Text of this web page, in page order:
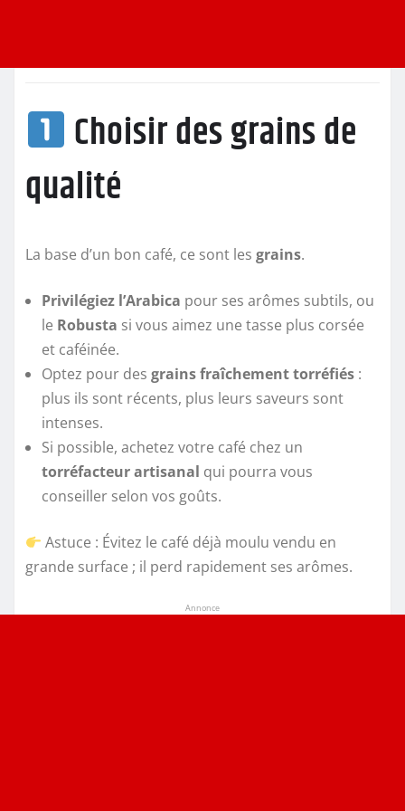
Choisir des grains de
qualité
La base d’un bon café, ce sont les grains.
Privilégiez l’Arabica pour ses arômes subtils, ou
le Robusta si vous aimez une tasse plus corsée
et caféinée.
Optez pour des grains fraîchement torréfiés :
plus ils sont récents, plus leurs saveurs sont
intenses.
Si possible, achetez votre café chez un
torréfacteur artisanal qui pourra vous
conseiller selon vos goûts.
Astuce : Évitez le café déjà moulu vendu en
grande surface ; il perd rapidement ses arômes.
Annonce